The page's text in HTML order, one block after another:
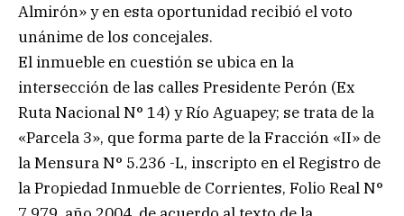
Almirón» y en esta oportunidad recibió el voto
unánime de los concejales.
El inmueble en cuestión se ubica en la
intersección de las calles Presidente Perón (Ex
Ruta Nacional N° 14) y Río Aguapey; se trata de la
«Parcela 3», que forma parte de la Fracción «II» de
la Mensura N° 5.236 -L, inscripto en el Registro de
la Propiedad Inmueble de Corrientes, Folio Real N°